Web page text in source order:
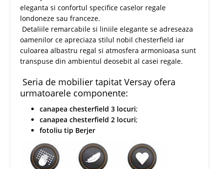
eleganta si confortul specifice caselor regale
londoneze sau franceze.
Detaliile remarcabile si liniile elegante se adreseaza
oamenilor ce apreciaza stilul nobil chesterfield iar
culoarea albastru regal si atmosfera armonioasa sunt
transpuse din ambientul deosebit al casei regale.
Seria de mobilier tapitat Versay ofera
urmatoarele componente:
canapea chesterfield 3 locuri;
canapea chesterfield 2 locuri;
fotoliu tip Berjer